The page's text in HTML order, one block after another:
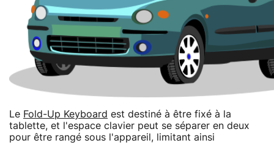
Le Fold-Up Keyboard est destiné à être fixé à la
tablette, et l'espace clavier peut se séparer en deux
pour être rangé sous l'appareil, limitant ainsi